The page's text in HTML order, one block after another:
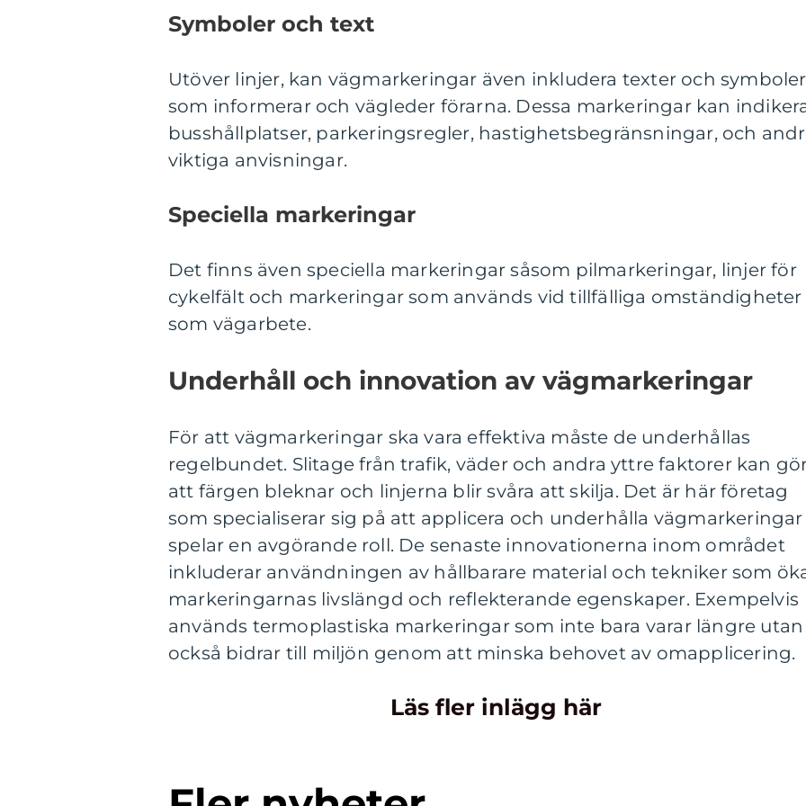
Symboler och text
Utöver linjer, kan vägmarkeringar även inkludera texter och symboler
som informerar och vägleder förarna. Dessa markeringar kan
busshållplatser, parkeringsregler, hastighetsbegränsningar, och
viktiga anvisningar.
Speciella markeringar
Det finns även speciella markeringar såsom pilmarkeringar, linjer för
cykelfält och markeringar som används vid tillfälliga omständigheter
som vägarbete.
Underhåll och innovation av vägmarkeringar
För att vägmarkeringar ska vara effektiva måste de underhållas
regelbundet. Slitage från trafik, väder och andra yttre faktorer kan
att färgen bleknar och linjerna blir svåra att skilja. Det är här företag
som specialiserar sig på att applicera och underhålla vägmarkeringar
spelar en avgörande roll. De senaste innovationerna inom området
inkluderar användningen av hållbarare material och tekniker som
markeringarnas livslängd och reflekterande egenskaper. Exempelvis
används termoplastiska markeringar som inte bara varar längre utan
också bidrar till miljön genom att minska behovet av omapplicering.
Läs fler inlägg här